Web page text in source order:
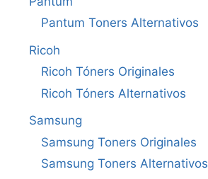
Pantum Toners Alternativos
Ricoh
Ricoh Tóners Originales
Ricoh Tóners Alternativos
Samsung
Samsung Toners Originales
Samsung Toners Alternativos